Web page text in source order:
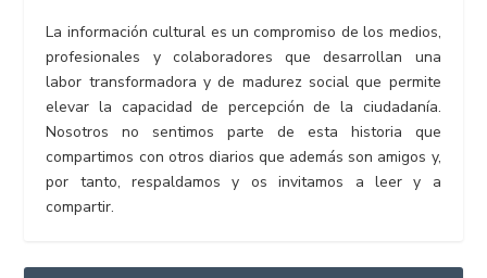
La información cultural es un compromiso de los medios,
profesionales y colaboradores que desarrollan una
labor transformadora y de madurez social que permite
elevar la capacidad de percepción de la ciudadanía.
Nosotros no sentimos parte de esta historia que
compartimos con otros diarios que además son amigos y,
por tanto, respaldamos y os invitamos a leer y a
compartir.